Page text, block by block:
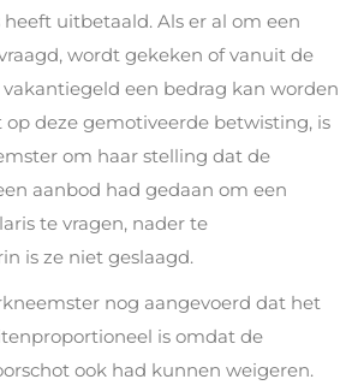
heeft uitbetaald. Als er al om een
wordt gekeken of vanuit de
een bedrag kan worden
op deze gemotiveerde betwisting, is
om haar stelling dat de
aanbod had gedaan om een
te vragen, nader te
is ze niet geslaagd.
nog aangevoerd dat het
is omdat de
ook had kunnen weigeren.